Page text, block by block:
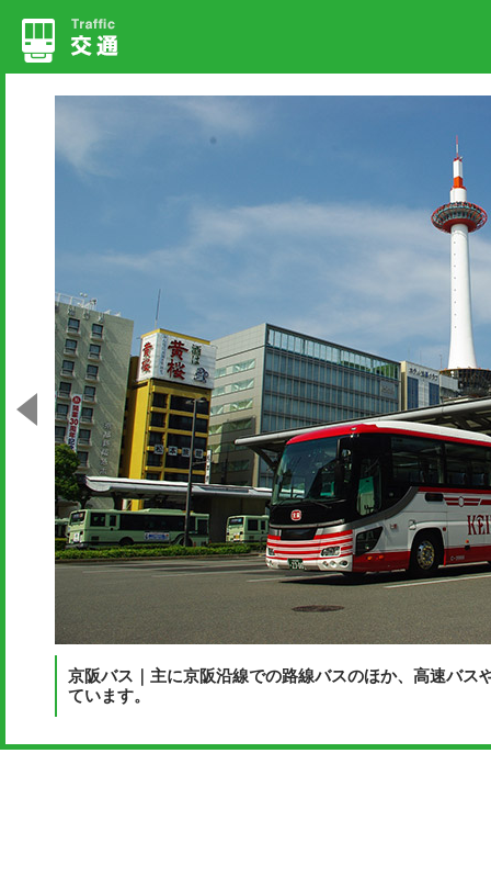
京阪バス｜主に京阪沿線での路線バスのほか、高速バス
ています。